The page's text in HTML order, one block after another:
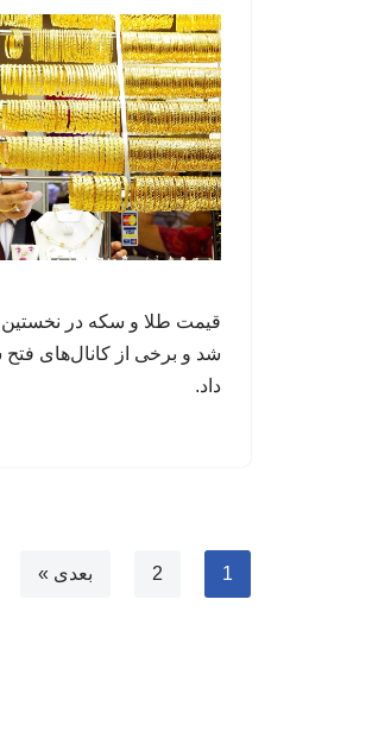
قیمت طلا و سکه در
شد و برخی از کانال‌های
داد.
1
2 بعدی »